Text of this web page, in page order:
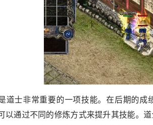
道士非常重要的一项技能。在后期的成
以通过不同的修炼方式来提升其技能。